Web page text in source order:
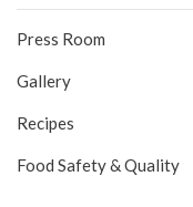
Press Room
Gallery
Recipes
Food Safety & Quality